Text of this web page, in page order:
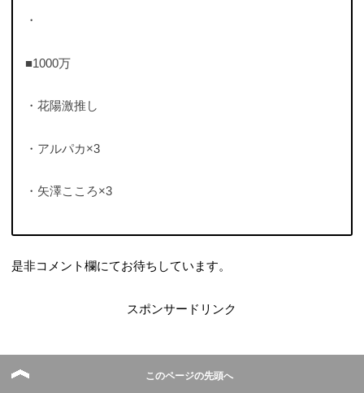
・
■1000万
・花陽激推し
・アルパカ×3
・矢澤こころ×3
是非コメント欄にてお待ちしています。
スポンサードリンク
このページの先頭へ